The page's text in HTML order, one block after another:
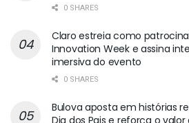
0 SHARES
Claro estreia como
Innovation Week e assina
imersiva do evento
0 SHARES
Bulova aposta em histórias
Dia dos Pais e reforça o